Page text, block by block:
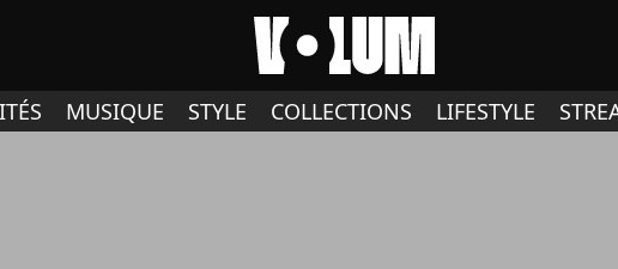
MUSIQUE STYLE COLLECTIONS LIFESTYLE